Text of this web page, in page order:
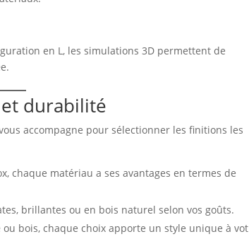
en L, les simulations 3D permettent de
durabilité
accompagne pour sélectionner les finitions les
chaque matériau a ses avantages en termes de
brillantes ou en bois naturel selon vos goûts.
ou bois, chaque choix apporte un style unique à